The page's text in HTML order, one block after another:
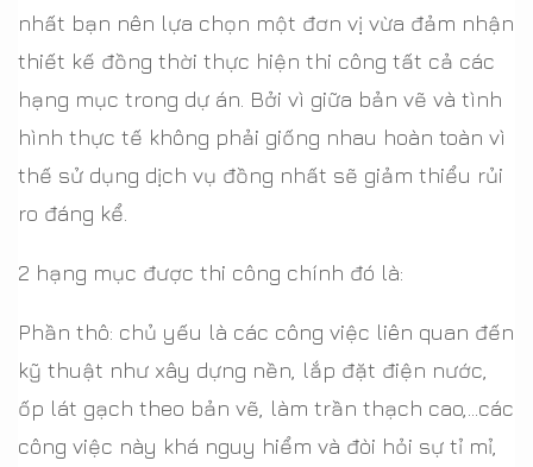
nhất bạn nên lựa chọn một đơn vị vừa đảm nhận
thiết kế đồng thời thực hiện thi công tất cả các
hạng mục trong dự án. Bởi vì giữa bản vẽ và tình
hình thực tế không phải giống nhau hoàn toàn vì
thế sử dụng dịch vụ đồng nhất sẽ giảm thiểu rủi
ro đáng kể.
2 hạng mục được thi công chính đó là:
Phần thô: chủ yếu là các công việc liên quan đến
kỹ thuật như xây dựng nền, lắp đặt điện nước,
ốp lát gạch theo bản vẽ, làm trần thạch cao,...các
công việc này khá nguy hiểm và đòi hỏi sự tỉ mỉ,